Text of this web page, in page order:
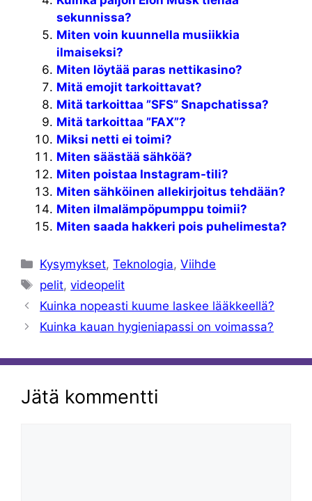
sekunnissa?
Miten voin kuunnella musiikkia
ilmaiseksi?
Miten löytää paras nettikasino?
Mitä emojit tarkoittavat?
Mitä tarkoittaa ”SFS” Snapchatissa?
Mitä tarkoittaa ”FAX”?
Miksi netti ei toimi?
Miten säästää sähköä?
Miten poistaa Instagram-tili?
Miten sähköinen allekirjoitus tehdään?
Miten ilmalämpöpumppu toimii?
Miten saada hakkeri pois puhelimesta?
Kategoriat
Kysymykset,Teknologia,Viihde
Avainsanat
pelit,videopelit
Kuinka nopeasti kuume laskee lääkkeellä?
Kuinka kauan hygieniapassi on voimassa?
Jätä kommentti